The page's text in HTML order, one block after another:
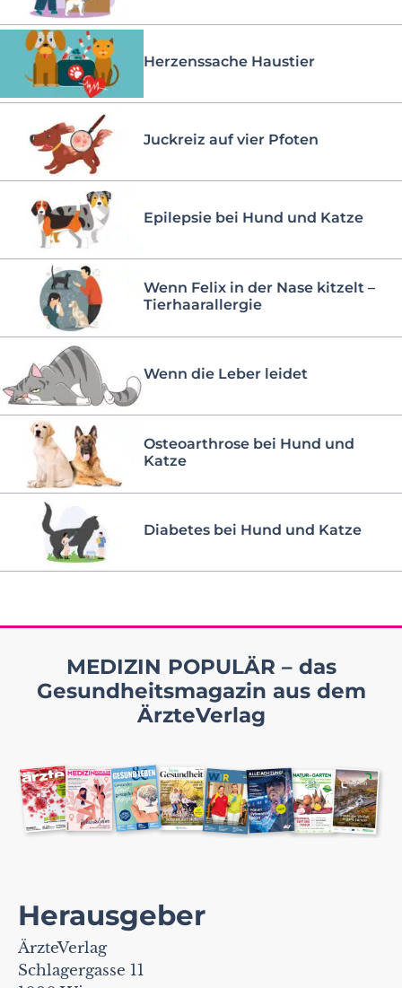
Herzenssache Haustier
Juckreiz auf vier Pfoten
Epilepsie bei Hund und Katze
Wenn Felix in der Nase kitzelt –
Tierhaarallergie
Wenn die Leber leidet
Osteoarthrose bei Hund und
Katze
Diabetes bei Hund und Katze
MEDIZIN POPULÄR – das
Gesundheitsmagazin aus dem
ÄrzteVerlag
Herausgeber
ÄrzteVerlag
Schlagergasse 11